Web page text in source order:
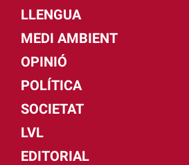
LLENGUA
MEDI AMBIENT
OPINIÓ
POLÍTICA
SOCIETAT
LVL
EDITORIAL